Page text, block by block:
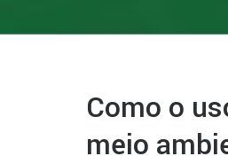
Como o
meio